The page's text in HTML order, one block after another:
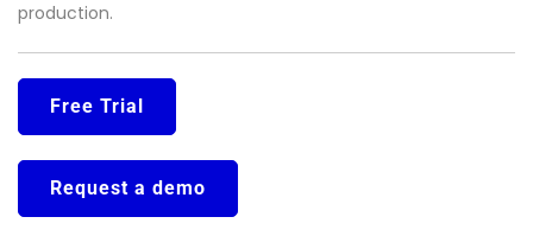
production.
Free Trial
Request a demo